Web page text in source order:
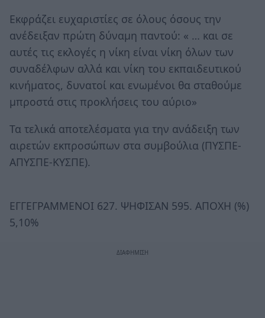
Εκφράζει ευχαριστίες σε όλους όσους την
ανέδειξαν πρώτη δύναμη παντού: « … και σε
αυτές τις εκλογές η νίκη είναι νίκη όλων των
συναδέλφων αλλά και νίκη του εκπαιδευτικού
κινήματος, δυνατοί και ενωμένοι θα σταθούμε
μπροστά στις προκλήσεις του αύριο»
Τα τελικά αποτελέσματα για την ανάδειξη των
αιρετών εκπροσώπων στα συμβούλια (ΠΥΣΠΕ-
ΑΠΥΣΠΕ-ΚΥΣΠΕ).
ΕΓΓΕΓΡΑΜΜΕΝΟΙ 627. ΨΗΦΙΣΑΝ 595. ΑΠΟΧΗ (%)
5,10%